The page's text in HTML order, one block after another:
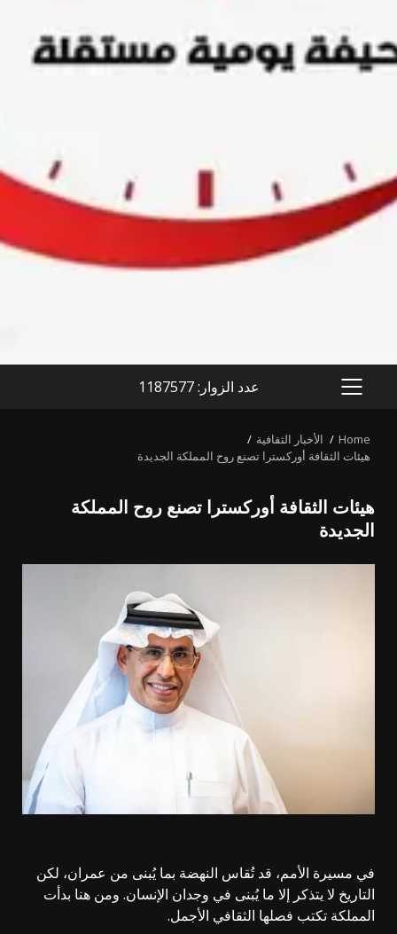
PRIMARY
عدد الزوار: 1187577
Home
الأخبار الثقافية
هيئات الثقافة أوركسترا تصنع روح المملكة الجديدة
هيئات الثقافة أوركسترا تصنع روح المملكة
الجديدة
في مسيرة الأمم، قد تُقاس النهضة بما يُبنى من عمران، لكن
التاريخ لا يتذكر إلا ما يُبنى في وجدان الإنسان. ومن هنا بدأت
المملكة تكتب فصلها الثقافي الأجمل.